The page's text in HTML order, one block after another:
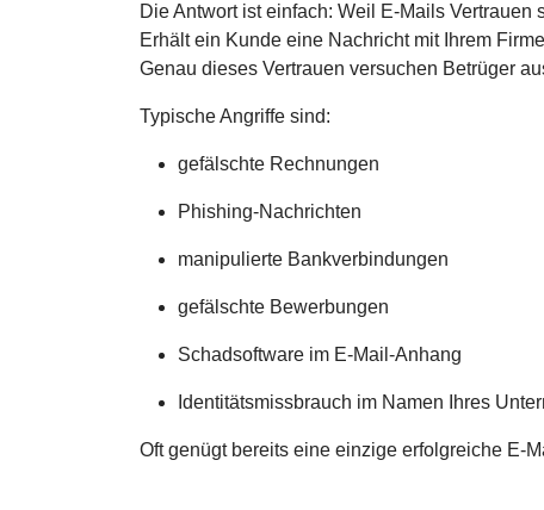
Die Antwort ist einfach: Weil E-Mails Vertrauen
Erhält ein Kunde eine Nachricht mit Ihrem
Genau dieses Vertrauen versuchen Betrüger
Typische Angriffe sind:
gefälschte Rechnungen
Phishing-Nachrichten
manipulierte Bankverbindungen
gefälschte Bewerbungen
Schadsoftware im E-Mail-Anhang
Identitätsmissbrauch im Namen Ihres
Oft genügt bereits eine einzige erfolgreiche E-